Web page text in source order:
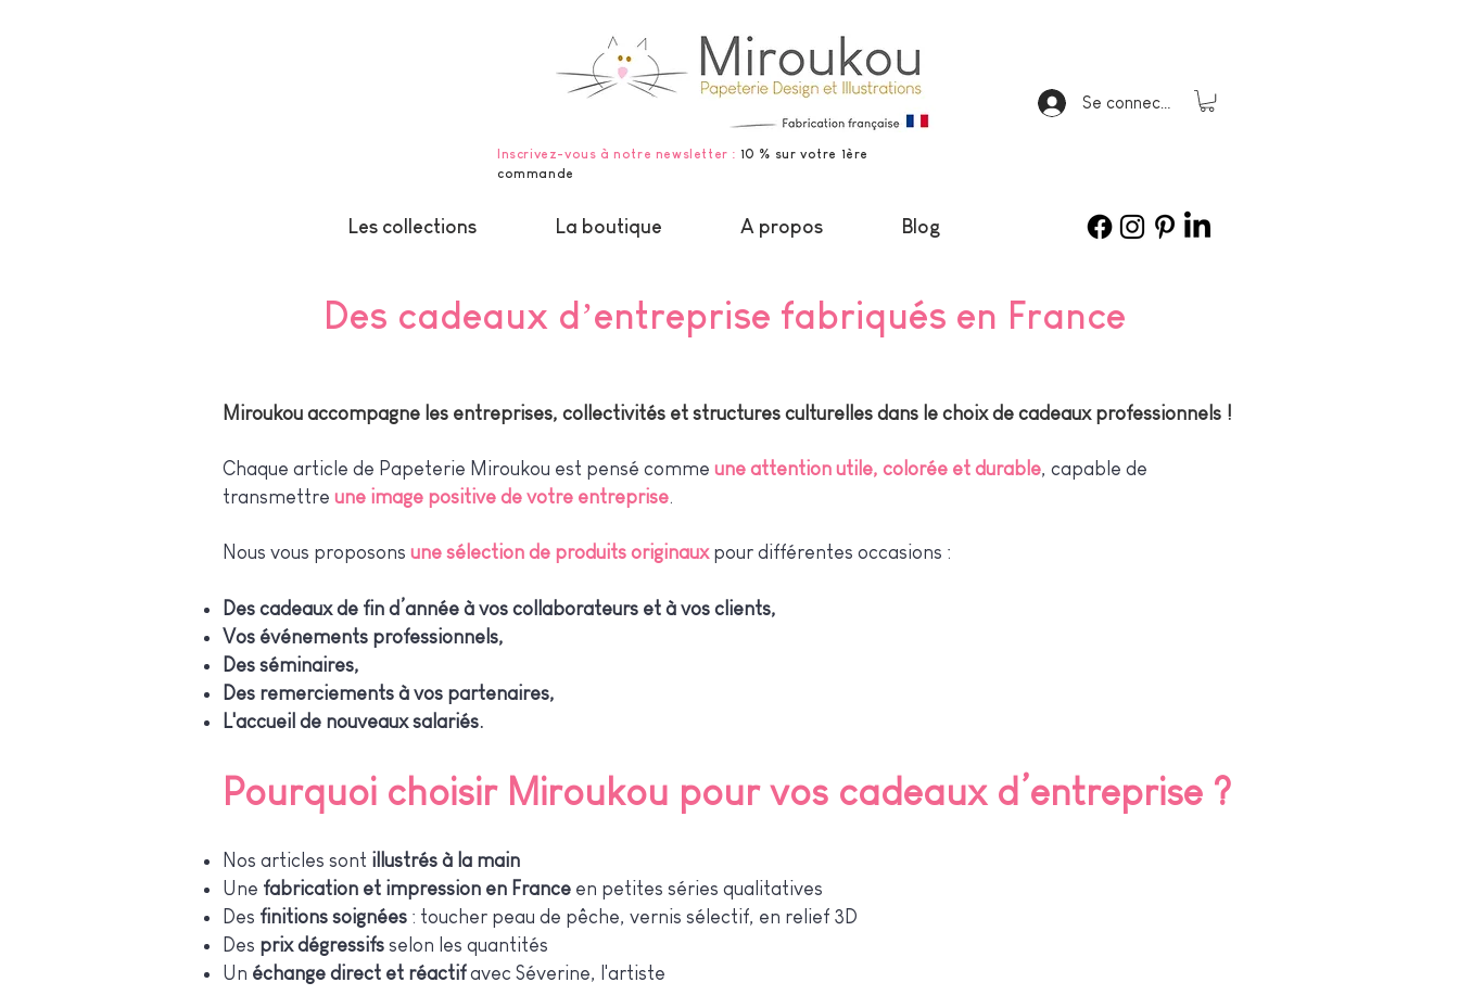
Se connecter
Inscrivez-vous à notre newsletter : 10 % sur votre 1ère
commande
Les collections La boutique A propos Blog
Des cadeaux d’entreprise fabriqués en France
Miroukou accompagne les entreprises, collectivités et structures culturelles dans le choix de cadeaux professionnels !
Chaque article de Papeterie Miroukou est pensé comme une attention utile, colorée et durable, capable de
transmettre une image positive de votre entreprise.
Nous vous proposons une sélection de produits originauxpour différentes occasions :
Des cadeaux de fin d’année à vos collaborateurs et à vos clients,
Vos événements professionnels,
Des séminaires,
Des remerciements à vos partenaires,
L'accueil de nouveaux salariés.
Pourquoi choisir Miroukou pour vos cadeaux d’entreprise ?
Nos articles sont illustrés à la main
Une fabrication et impression en France en petites séries qualitatives
Des finitions soignées : toucher peau de pêche, vernis sélectif, en relief 3D
Des prix dégressifs selon les quantités
Un échange direct et réactifavec Séverine, l'artiste